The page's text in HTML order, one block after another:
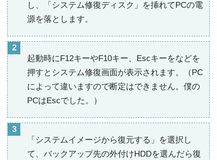
し、「システム修復ディスク」を挿れてPCの電
源を落とします。
起動時にF12キーやF10キー、Escキーをなどを
押すとシステム修復画面が表示されます。（PC
によって違いますので断定はできません。僕の
PCはEscでした。）
「システムイメージから復元する」を選択し
て、バックアップ先の外付けHDDを選んだら復